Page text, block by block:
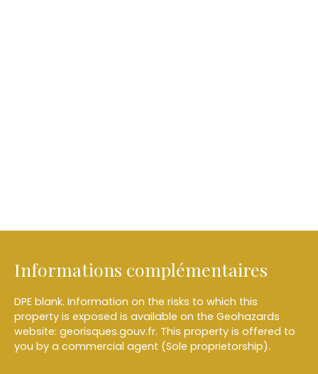
Informations complémentaires
DPE blank. Information on the risks to which this
property is exposed is available on the Geohazards
website: georisques.gouv.fr. This property is offered to
you by a commercial agent (Sole proprietorship).